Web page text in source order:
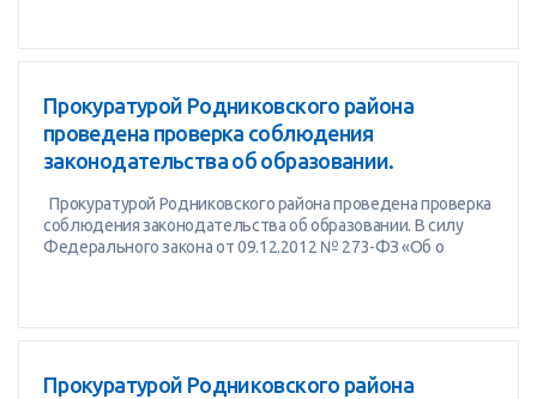
Прокуратурой Родниковского района
проведена проверка соблюдения
законодательства об образовании.
Прокуратурой Родниковского района проведена проверка
соблюдения законодательства об образовании. В силу
Федерального закона от 09.12.2012 № 273-ФЗ «Об о
Прокуратурой Родниковского района